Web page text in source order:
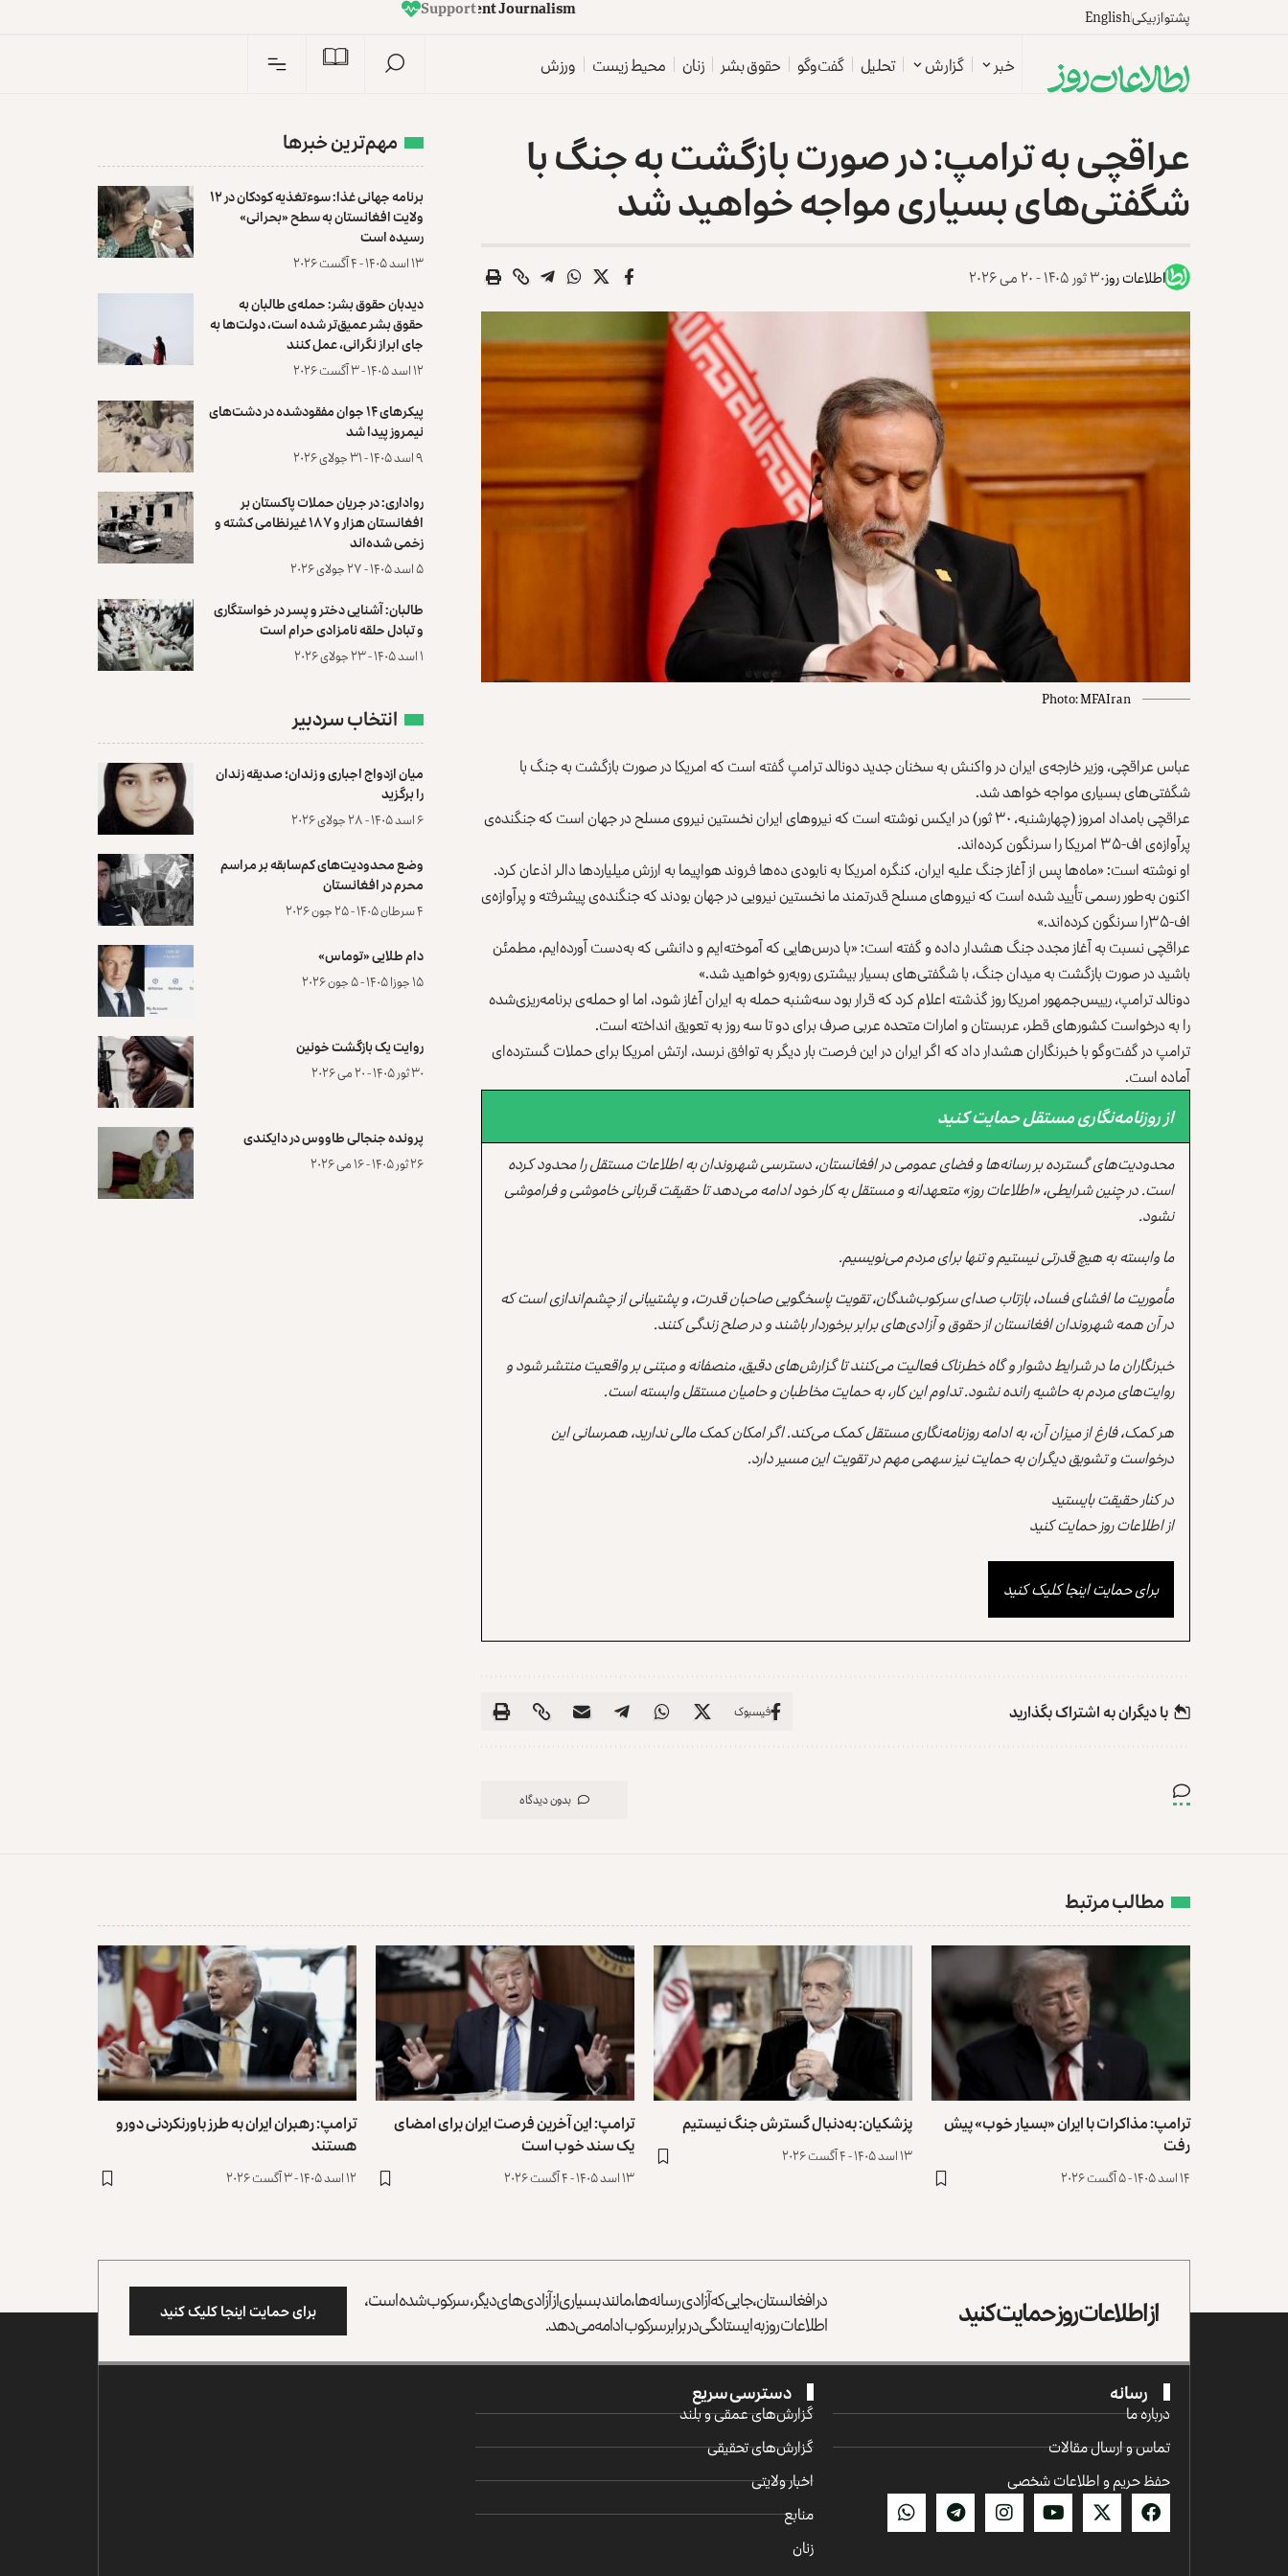
پشتوازبیکیEnglish
m
s
i
l
a
n
r
u
o
J
t
n
e
d
n
e
p
e
d
n
ISupport
خبر گزارش تحلیل گفت‌وگو حقوق بشر زنان محیط زیست ورزش
عراقچی به ترامپ: در صورت بازگشت به جنگ با
شگفتی‌های بسیاری مواجه خواهید شد
اطلاعات روز۳۰ ثور ۱۴۰۵ - ۲۰ می ۲۰۲۶
Photo: MFAIran
عباس عراقچی، وزیر خارجه‌ی ایران در واکنش به سخنان جدید دونالد ترامپ گفته است که امریکا در صورت بازگشت به جنگ با
شگفتی‌های بسیاری مواجه خواهد شد.
عراقچی بامداد امروز (چهارشنبه، ۳۰ ثور) در ایکس نوشته است که نیروهای ایران نخستین نیروی مسلح در جهان است که جنگنده‌ی
پرآوازه‌ی اف-۳۵ امریکا را سرنگون کرده‌اند.
او نوشته است: «ماه‌ها پس از آغاز جنگ علیه ایران، کنگره امریکا به نابودی ده‌ها فروند هواپیما به ارزش میلیاردها دالر اذعان کرد.
اکنون به‌طور رسمی تأیید شده است که نیروهای مسلح قدرتمند ما نخستین نیرویی در جهان بودند که جنگنده‌ی پیشرفته و پرآوازه‌ی
اف-۳۵را سرنگون کرده‌اند.»
عراقچی نسبت به آغاز مجدد جنگ هشدار داده و گفته است: «با درس‌هایی که آموخته‌ایم و دانشی که به‌دست آورده‌ایم، مطمئن
باشید در صورت بازگشت به میدان جنگ، با شگفتی‌های بسیار بیشتری روبه‌رو خواهید شد.»
دونالد ترامپ، رییس‌جمهور امریکا روز گذشته اعلام کرد که قرار بود سه‌شنبه حمله به ایران آغاز شود، اما او حمله‌ی برنامه‌ریزی‌شده
را به درخواست کشورهای قطر، عربستان و امارات متحده عربی صرف برای دو تا سه روز به تعویق انداخته است.
ترامپ در گفت‌وگو با خبرنگاران هشدار داد که اگر ایران در این فرصت بار دیگر به توافق نرسد، ارتش امریکا برای حملات گسترده‌ای
آماده است.
از روزنامه‌نگاری مستقل حمایت کنید
محدودیت‌های گسترده بر رسانه‌ها و فضای عمومی در افغانستان، دسترسی شهروندان به اطلاعات مستقل را محدود کرده
است. در چنین شرایطی، «اطلاعات روز» متعهدانه و مستقل به کار خود ادامه می‌دهد تا حقیقت قربانی خاموشی و فراموشی
نشود.
ما وابسته به هیچ قدرتی نیستیم و تنها برای مردم می‌نویسیم.
مأموریت ما افشای فساد، بازتاب صدای سرکوب‌شدگان، تقویت پاسخگویی صاحبان قدرت، و پشتیبانی از چشم‌اندازی است که
در آن همه شهروندان افغانستان از حقوق و آزادی‌های برابر برخوردار باشند و در صلح زندگی کنند.
خبرنگاران ما در شرایط دشوار و گاه خطرناک فعالیت می‌کنند تا گزارش‌های دقیق، منصفانه و مبتنی بر واقعیت منتشر شود و
روایت‌های مردم به حاشیه رانده نشود. تداوم این کار، به حمایت مخاطبان و حامیان مستقل وابسته است.
هر کمک، فارغ از میزان آن، به ادامه روزنامه‌نگاری مستقل کمک می‌کند. اگر امکان کمک مالی ندارید، همرسانی این
درخواست و تشویق دیگران به حمایت نیز سهمی مهم در تقویت این مسیر دارد.
در کنار حقیقت بایستید
از اطلاعات روز حمایت کنید
برای حمایت اینجا کلیک کنید
با دیگران به‌‌ اشتراک بگذارید فیسبوک
بدون دیدگاه
مهم‌ترین خبرها
برنامه جهانی غذا: سوءتغذیه کودکان در ۱۲
ولایت افغانستان به سطح «بحرانی»
رسیده است
۱۳ اسد ۱۴۰۵ - ۴ آگست ۲۰۲۶
دیدبان حقوق بشر: حمله‌ی طالبان به
حقوق بشر عمیق‌تر شده است، دولت‌ها به
جای ابراز نگرانی، عمل کنند
۱۲ اسد ۱۴۰۵ - ۳ آگست ۲۰۲۶
پیکرهای ۱۴ جوان مفقودشده در دشت‌های
نیمروز پیدا شد
۹ اسد ۱۴۰۵ - ۳۱ جولای ۲۰۲۶
رواداری: در جریان حملات پاکستان بر
افغانستان هزار و ۱۸۷ غیرنظامی کشته و
زخمی شده‌اند
۵ اسد ۱۴۰۵ - ۲۷ جولای ۲۰۲۶
طالبان: آشنایی دختر و پسر در خواستگاری
و تبادل حلقه نامزادی حرام است
۱ اسد ۱۴۰۵ - ۲۳ جولای ۲۰۲۶
انتخاب سردبیر
میان ازدواج اجباری و زندان؛ صدیقه زندان
را برگزید
۶ اسد ۱۴۰۵ - ۲۸ جولای ۲۰۲۶
وضع محدودیت‌های کم‌سابقه بر مراسم
محرم در افغانستان
۴ سرطان ۱۴۰۵ - ۲۵ جون ۲۰۲۶
دام طلایی «توماس»
۱۵ جوزا ۱۴۰۵ - ۵ جون ۲۰۲۶
روایت یک بازگشت خونین
۳۰ ثور ۱۴۰۵ - ۲۰ می ۲۰۲۶
پرونده‌ جنجالی طاووس در دایکندی
۲۶ ثور ۱۴۰۵ - ۱۶ می ۲۰۲۶
مطالب مرتبط
ترامپ: مذاکرات با ایران «بسیار خوب» پیش
رفت
۱۴ اسد ۱۴۰۵ - ۵ آگست ۲۰۲۶
پزشکیان: به‌دنبال گسترش جنگ نیستیم
۱۳ اسد ۱۴۰۵ - ۴ آگست ۲۰۲۶
ترامپ: این آخرین فرصت ایران برای امضای
یک سند خوب است
۱۳ اسد ۱۴۰۵ - ۴ آگست ۲۰۲۶
ترامپ: رهبران ایران به طرز باورنکردنی دورو
هستند
۱۲ اسد ۱۴۰۵ - ۳ آگست ۲۰۲۶
از اطلاعات روز حمایت کنید در افغانستان، جایی که آزادی رسانه‌ها، مانند بسیاری از آزادی‌های دیگر، سرکوب شده است،
اطلاعات روز به ایستادگی در برابر سرکوب ادامه می‌دهد. برای حمایت اینجا کلیک کنید
رسانه
درباره ما
تماس و ارسال مقالات
حفظ حریم و اطلاعات شخصی
دسترسی سریع
گزارش‌‌های عمقی و بلند
گزارش‌های تحقیقی
اخبار ولایتی
منابع
زنان